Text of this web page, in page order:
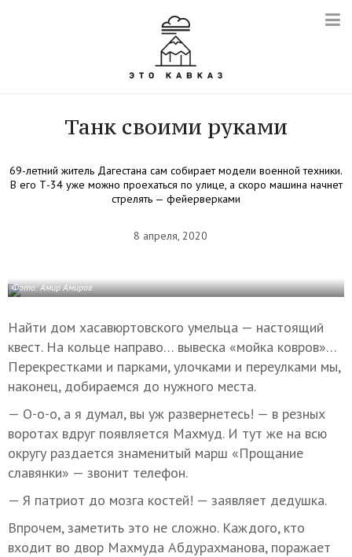
Танк своими руками
69-летний житель Дагестана сам собирает модели военной техники.
В его Т-34 уже можно проехаться по улице, а скоро машина начнет
стрелять — фейерверками
8 апреля, 2020
Фото: Амир Амиров
Найти дом хасавюртовского умельца — настоящий
квест. На кольце направо… вывеска «мойка ковров»…
Перекрестками и парками, улочками и переулками мы,
наконец, добираемся до нужного места.
— О-о-о, а я думал, вы уж развернетесь! — в резных
воротах вдруг появляется Махмуд. И тут же на всю
округу раздается знаменитый марш «Прощание
славянки» — звонит телефон.
— Я патриот до мозга костей! — заявляет дедушка.
Впрочем, заметить это не сложно. Каждого, кто
входит во двор Махмуда Абдурахманова, поражает